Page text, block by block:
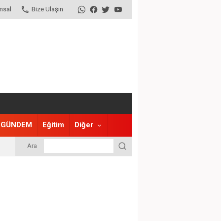
Bize Ulaşın
GÜNDEM Eğitim Diğer
Ara